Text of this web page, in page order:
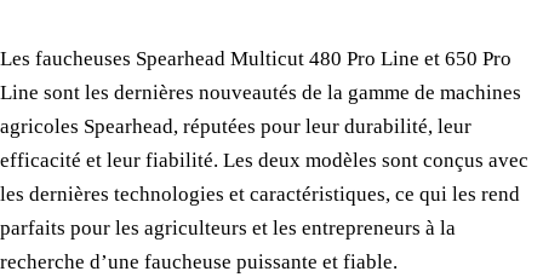
Les faucheuses Spearhead Multicut 480 Pro Line et 650 Pro
Line sont les dernières nouveautés de la gamme de machines
agricoles Spearhead, réputées pour leur durabilité, leur
efficacité et leur fiabilité. Les deux modèles sont conçus avec
les dernières technologies et caractéristiques, ce qui les rend
parfaits pour les agriculteurs et les entrepreneurs à la
recherche d’une faucheuse puissante et fiable.